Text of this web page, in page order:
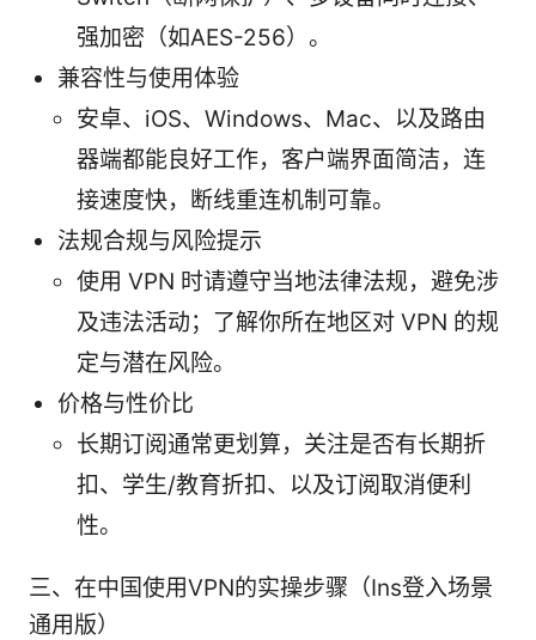
强加密（如AES-256）。
兼容性与使用体验
安卓、iOS、Windows、Mac、以及路由
器端都能良好工作，客户端界面简洁，连
接速度快，断线重连机制可靠。
法规合规与风险提示
使用 VPN 时请遵守当地法律法规，避免涉
及违法活动；了解你所在地区对 VPN 的规
定与潜在风险。
价格与性价比
长期订阅通常更划算，关注是否有长期折
扣、学生/教育折扣、以及订阅取消便利
性。
三、在中国使用VPN的实操步骤（Ins登入场景
通用版）